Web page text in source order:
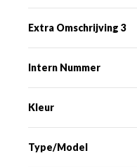
Extra Omschrijving 3
Intern Nummer
Kleur
Type/Model